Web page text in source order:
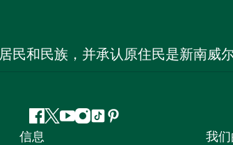
和民族，并承认原住民是新南威
Facebook
叽 YouTube
Instagram
抖 Pinterest
信息 我